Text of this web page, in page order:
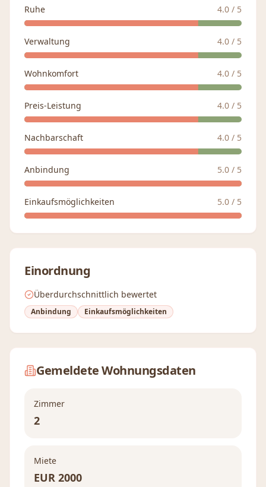
Ruhe 4.0 / 5
Verwaltung 4.0 / 5
Wohnkomfort 4.0 / 5
Preis-Leistung 4.0 / 5
Nachbarschaft 4.0 / 5
Anbindung 5.0 / 5
Einkaufsmöglichkeiten 5.0 / 5
Einordnung
Überdurchschnittlich bewertet
Anbindung Einkaufsmöglichkeiten
Gemeldete Wohnungsdaten
Zimmer
2
Miete
EUR 2000